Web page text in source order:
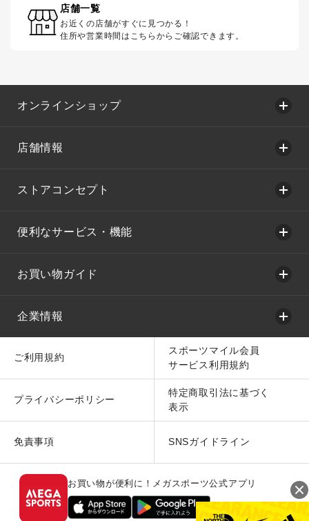
店舗一覧
お近くの店舗がすぐに見つかる！
住所や営業時間はこちらからご確認できます。
オンラインショップ
店舗情報
ストアコンセプト
便利なサービス・機能
お買い物ガイド
企業情報
ご利用規約
スポーツマイル会員
サービス利用規約
プライバシーポリシー
特定商取引法に基づく
表示
免責事項 SNSガイドライン
お買い物が便利に！メガスポーツ公式アプリ